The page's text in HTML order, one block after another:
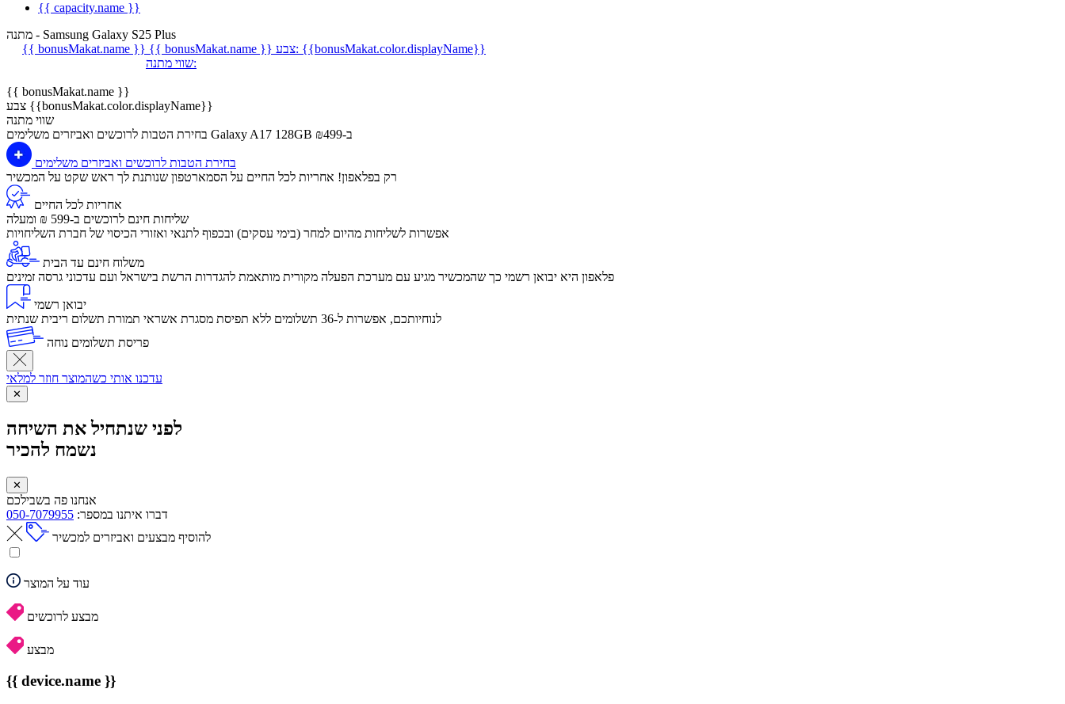
{{ capacity.name }}
מתנה - Samsung Galaxy S25 Plus
{{ bonusMakat.name }} {{ bonusMakat.name }} צבע: {{bonusMakat.color.displayName}}
שווי מתנה:
{{ bonusMakat.name }}
צבע {{bonusMakat.color.displayName}}
שווי מתנה
Galaxy A17 128GB ב-₪499
בחירת הטבות לרוכשים ואביזרים משלימים
רק בפלאפון! אחריות לכל החיים על הסמארטפון שנותנת לך ראש שקט על המכשיר
אחריות לכל החיים
שליחות חינם לרוכשים ב-599 ₪ ומעלה
​אפשרות לשליחות מהיום למחר (בימי עסקים) ובכפוף לתנאי ואזורי הכיסוי של חברת השליחויות
משלוח חינם עד הבית
פלאפון היא יבואן רשמי כך שהמכשיר מגיע עם מערכת הפעלה מקורית מותאמת להגדרות הרשת בישראל ועם עדכוני גרסה זמינים
יבואן רשמי
לנוחיותכם, אפשרות ל-36 תשלומים ללא תפיסת מסגרת אשראי תמורת תשלום ריבית שנתית
פריסת תשלומים נוחה
עדכנו אותי כשהמוצר חוזר למלאי
✕
לפני שנתחיל את השיחה
נשמח להכיר
✕
אנחנו פה בשבילכם
דברו איתנו במספר: 050-7079955
להוסיף מבצעים ואביזרים למכשיר
עוד על המוצר
מבצע לרוכשים
מבצע
{{ device.name }}